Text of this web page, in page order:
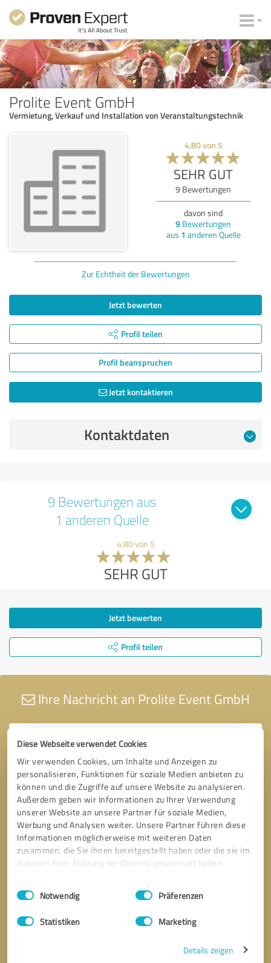
Diese Webseite verwendet Cookies
Wir verwenden Cookies, um Inhalte und Anzeigen zu
personalisieren, Funktionen für soziale Medien anbieten zu
können und die Zugriffe auf unsere Website zu analysieren.
Außerdem geben wir Informationen zu Ihrer Verwendung
unserer Website an unsere Partner für soziale Medien,
Werbung und Analysen weiter. Unsere Partner führen diese
Informationen möglicherweise mit weiteren Daten
zusammen, die Sie ihnen bereitgestellt haben oder die sie im
Rahmen Ihrer Nutzung der Dienste gesammelt haben.
Impressum Datenschutzbestimmungen
Einwilligungsauswahl
Notwendig Präferenzen
Statistiken Marketing
Details zeigen
Prolite Event GmbH
Vermietung, Verkauf und Installation von Veranstaltungstechnik
4,80von 5
SEHR GUT
9 Bewertungen
davon sind
9 Bewertungen
aus 1 anderen Quelle
Zur Echtheit der Bewertungen
Jetzt bewerten
Profil teilen
Profil beanspruchen
Jetzt kontaktieren
Kontaktdaten
9 Bewertungen aus
1 anderen Quelle
4,80 von 5
SEHR GUT
Jetzt bewerten
Profil teilen
Ihre Nachricht an Prolite Event GmbH